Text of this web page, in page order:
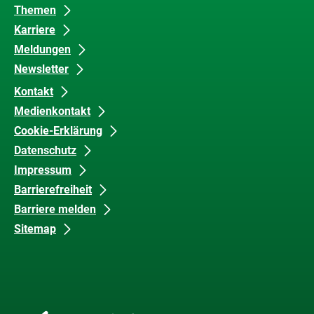
Themen
Karriere
Meldungen
Newsletter
Kontakt
Medienkontakt
Cookie-Erklärung
Datenschutz
Impressum
Barrierefreiheit
Barriere melden
Sitemap